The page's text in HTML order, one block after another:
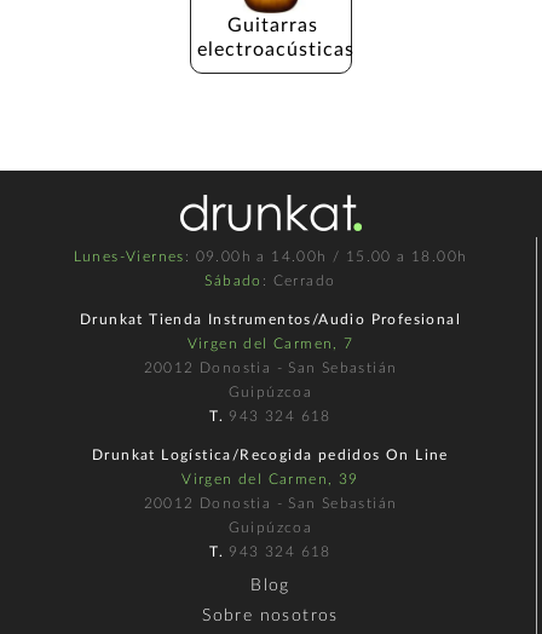
Guitarras
electroacústicas
Lunes-Viernes : 09.00h a 14.00h / 15.00 a 18.00h
Sábado : Cerrado
Drunkat Tienda Instrumentos/Audio Profesional
Virgen del Carmen, 7
20012 Donostia - San Sebastián
Guipúzcoa
T. 943 324 618
Drunkat Logística/Recogida pedidos On Line
Virgen del Carmen, 39
20012 Donostia - San Sebastián
Guipúzcoa
T. 943 324 618
Blog
Sobre nosotros